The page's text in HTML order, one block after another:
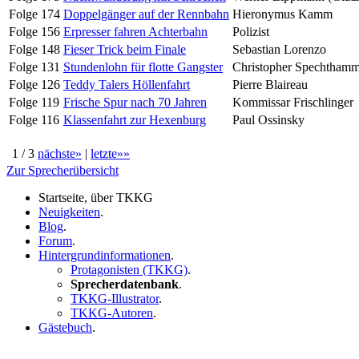
Folge 174 Doppelgänger auf der Rennbahn Hieronymus Kamm
Folge 156 Erpresser fahren Achterbahn
Polizist
Folge 148 Fieser Trick beim Finale
Sebastian Lorenzo
Folge 131 Stundenlohn für flotte Gangster
Christopher
Folge 126 Teddy Talers Höllenfahrt
Pierre Blaireau
Folge 119 Frische Spur nach 70 Jahren
Kommissar Frischlinger
Folge 116 Klassenfahrt zur Hexenburg Paul Ossinsky
1 / 3 nächste» | letzte»»
Zur Sprecherübersicht
Startseite, über TKKG
Neuigkeiten.
Blog.
Forum.
Hintergrundinformationen.
Protagonisten (TKKG).
Sprecherdatenbank.
TKKG-Illustrator.
TKKG-Autoren.
Gästebuch.